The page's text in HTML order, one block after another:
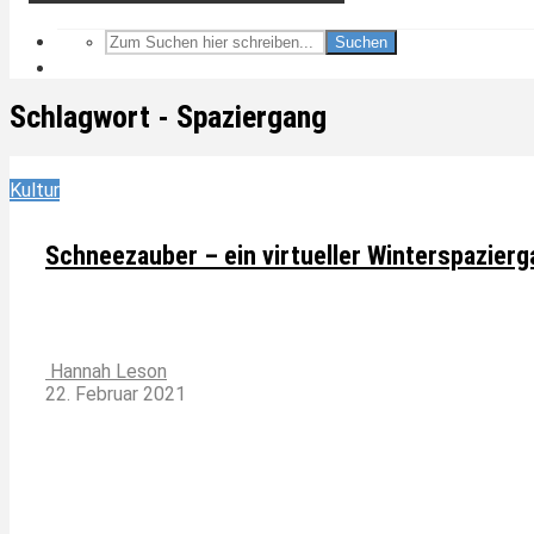
Suchen
Schlagwort - Spaziergang
Kultur
Schneezauber – ein virtueller
Hannah Leson
22. Februar 2021